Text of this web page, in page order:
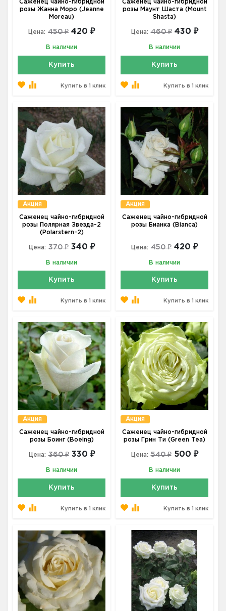
Саженец чайно-гибридной
розы Жанна Моро (Jeanne
Moreau)
Цена: 450 ₽ 420 ₽
В наличии
Купить
Купить в 1 клик
Саженец чайно-гибридной
розы Маунт Шаста (Mount
Shasta)
Цена: 460 ₽ 430 ₽
В наличии
Купить
Купить в 1 клик
Акция
Саженец чайно-гибридной
розы Полярная Звезда-2
(Polarstern-2)
Цена: 370 ₽ 340 ₽
В наличии
Купить
Купить в 1 клик
Акция
Саженец чайно-гибридной
розы Бианка (Bianca)
Цена: 450 ₽ 420 ₽
В наличии
Купить
Купить в 1 клик
Акция
Саженец чайно-гибридной
розы Боинг (Boeing)
Цена: 360 ₽ 330 ₽
В наличии
Купить
Купить в 1 клик
Акция
Саженец чайно-гибридной
розы Грин Ти (Green Tea)
Цена: 540 ₽ 500 ₽
В наличии
Купить
Купить в 1 клик